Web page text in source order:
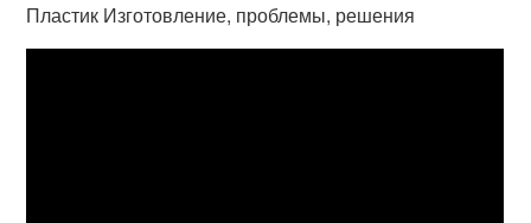
Пластик Изготовление, проблемы, решения